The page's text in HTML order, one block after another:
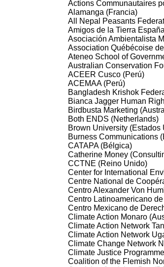
Actions Communautaires
Alamanga (Francia)
All Nepal Peasants
Amigos de la Tierra
Asociación Ambientalista
Association Québécoise
Ateneo School of
Australian Conservation
ACEER Cusco (Perú)
ACEMAA (Perú)
Bangladesh Krishok
Bianca Jagger Human
Birdbusta Marketing
Both ENDS (Netherlands)
Brown University (Estados
Burness Communications
CATAPA (Bélgica)
Catherine Money
CCTNE (Reino Unido)
Center for International
Centre National de
Centro Alexander Von
Centro Latinoamericano
Centro Mexicano de
Climate Action Monaro
Climate Action Network
Climate Action Network
Climate Change Network
Climate Justice
Coalition of the Flemish